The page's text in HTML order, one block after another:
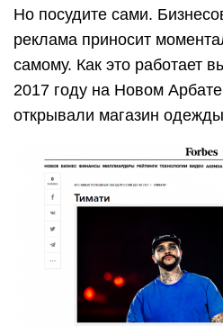
Но посудите сами.
реклама приносит
самому. Как это работает
2017 году на Новом
открывали магазин